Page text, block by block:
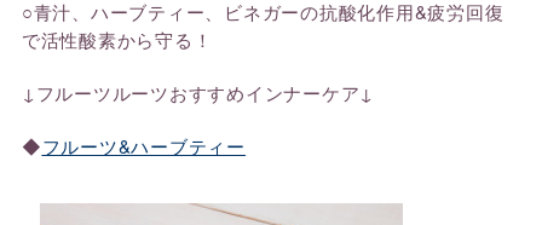
○青汁、ハーブティー、ビネガーの抗酸化作用&疲労回復
で活性酸素から守る！
↓フルーツルーツおすすめインナーケア↓
◆フルーツ&ハーブティー